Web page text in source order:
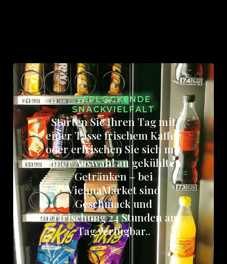
VERLOCKENDE
SNACKVIELFALT
Starten Sie Ihren Tag mit
einer Tasse frischem Kaffee
oder erfrischen Sie sich mit
einer Auswahl an gekühlten
Getränken – bei
ViennaMarket sind
Geschmack und
Erfrischung 24 Stunden am
Tag verfügbar..